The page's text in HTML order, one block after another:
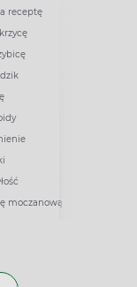
receptę
moczanową